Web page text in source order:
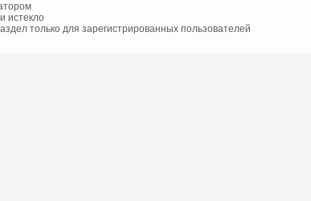
истекло
только для зарегистрированных пользователей